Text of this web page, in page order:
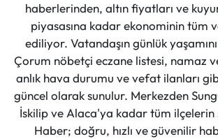
haberlerinden, altın fiyatları ve
piyasasına kadar ekonominin tüm
ediliyor. Vatandaşın günlük
Çorum nöbetçi eczane listesi, namaz
anlık hava durumu ve vefat ilanları
güncel olarak sunulur. Merkezden
İskilip ve Alaca'ya kadar tüm ilçelerin
Haber; doğru, hızlı ve güvenilir